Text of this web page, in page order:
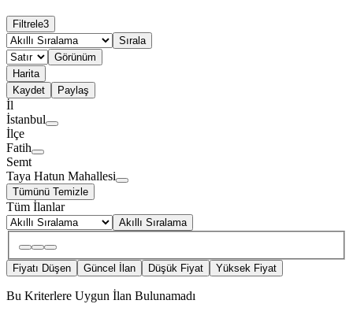
Filtrele3
Sırala
Görünüm
Harita
Kaydet
Paylaş
İl
İstanbul
İlçe
Fatih
Semt
Taya Hatun Mahallesi
Tümünü Temizle
Tüm İlanlar
Akıllı Sıralama
Fiyatı Düşen Güncel İlan Düşük Fiyat Yüksek Fiyat
Bu Kriterlere Uygun İlan Bulunamadı